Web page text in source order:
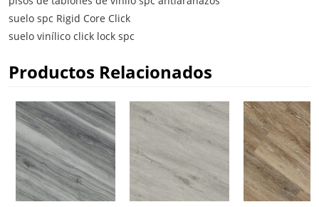
suelo spc Rigid Core Click
suelo vinílico click lock spc
Productos Relacionados